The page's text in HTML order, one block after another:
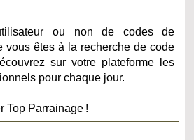
ou non de codes de
vous êtes à la recherche de code
sur votre plateforme les
pour chaque jour.
Top Parrainage !